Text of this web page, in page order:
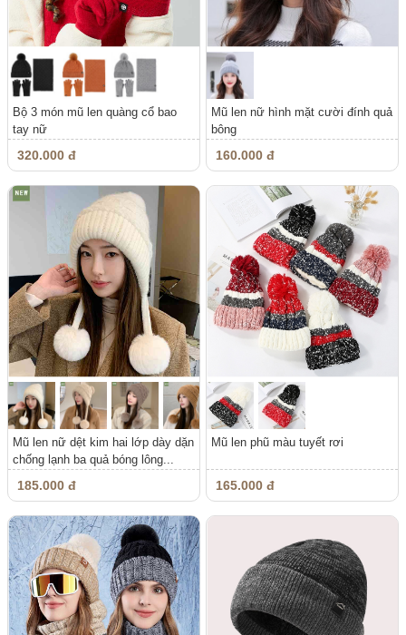
Bộ 3 món mũ len quàng cổ bao
tay nữ
320.000 đ
Mũ len nữ hình mặt cười đính quả
bông
160.000 đ
Mũ len nữ dệt kim hai lớp dày dặn
chống lạnh ba quả bóng lông...
185.000 đ
Mũ len phũ màu tuyết rơi
165.000 đ